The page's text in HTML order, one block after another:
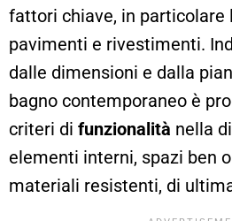
fattori chiave, in particolare
pavimenti e rivestimenti.
dalle dimensioni e dalla
bagno contemporaneo è
criteri di funzionalità nella
elementi interni, spazi ben
materiali resistenti, di